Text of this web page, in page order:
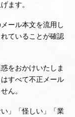
ます。
ール本文を流用し
ていることが確認
をおかけいたしま
すべて不正メール
ん。
」「怪しい」「業